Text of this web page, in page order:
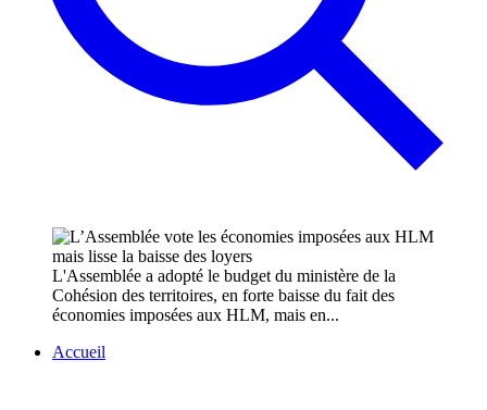
L'Assemblée a adopté le budget du ministère de la
Cohésion des territoires, en forte baisse du fait des
économies imposées aux HLM, mais en...
Accueil